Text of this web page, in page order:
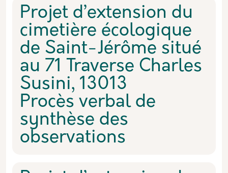
Projet d’extension du
cimetière écologique
de Saint-Jérôme situé
au 71 Traverse Charles
Susini, 13013
Procès verbal de
synthèse des
observations